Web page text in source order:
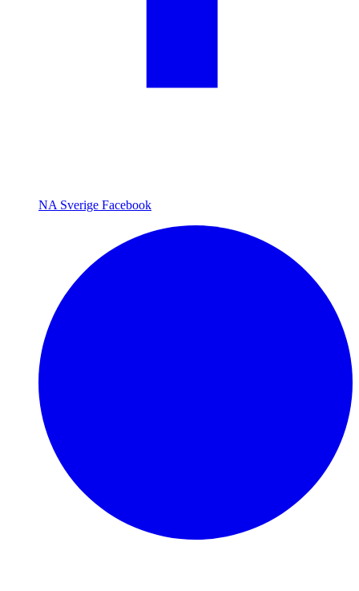
NA Sverige Facebook